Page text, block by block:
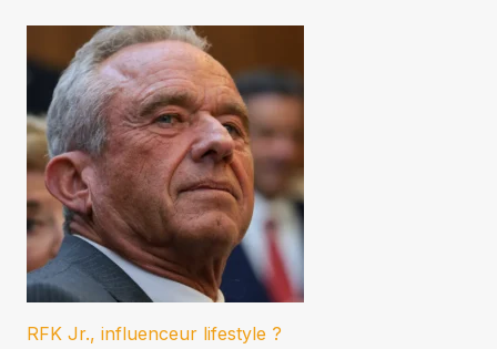
RFK Jr., influenceur lifestyle ?